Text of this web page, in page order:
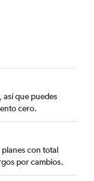
así que puedes
cero.
con total
por cambios.